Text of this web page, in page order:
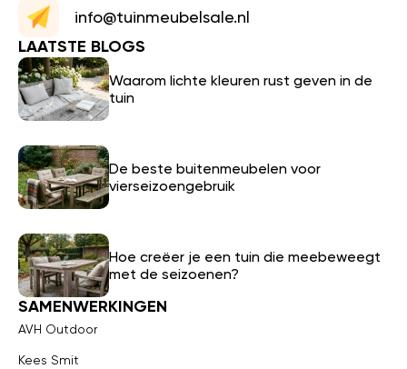
info@tuinmeubelsale.nl
LAATSTE BLOGS
Waarom lichte kleuren rust geven in de
tuin
De beste buitenmeubelen voor
vierseizoengebruik
Hoe creëer je een tuin die meebeweegt
met de seizoenen?
SAMENWERKINGEN
AVH Outdoor
Kees Smit